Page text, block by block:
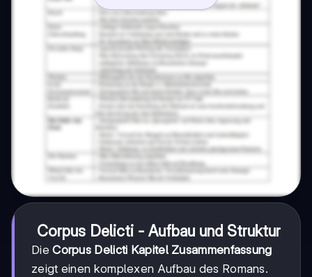
Corpus Delicti - Aufbau und Struktur
DieCorpus Delicti Kapitel Zusammenfassung
zeigt einen komplexen Aufbau des Romans.